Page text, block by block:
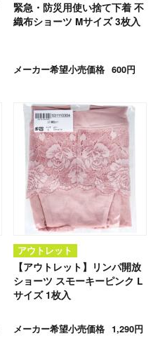
緊急・防災用使い捨て下着 不
織布ショーツ Mサイズ 3枚入
メーカー希望小売価格 600円
アウトレット
【アウトレット】リンパ開放
ショーツ スモーキーピンク L
サイズ 1枚入
メーカー希望小売価格 1,290円